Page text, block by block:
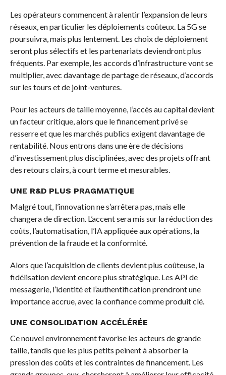
Les opérateurs commencent à ralentir l’expansion de leurs
réseaux, en particulier les déploiements coûteux. La 5G se
poursuivra, mais plus lentement. Les choix de déploiement
seront plus sélectifs et les partenariats deviendront plus
fréquents. Par exemple, les accords d’infrastructure vont se
multiplier, avec davantage de partage de réseaux, d’accords
sur les tours et de joint-ventures.
Pour les acteurs de taille moyenne, l’accès au capital devient
un facteur critique, alors que le financement privé se
resserre et que les marchés publics exigent davantage de
rentabilité. Nous entrons dans une ère de décisions
d’investissement plus disciplinées, avec des projets offrant
des retours clairs, à court terme et mesurables.
UNE R&D PLUS PRAGMATIQUE
Malgré tout, l’innovation ne s’arrêtera pas, mais elle
changera de direction. L’accent sera mis sur la réduction des
coûts, l’automatisation, l’IA appliquée aux opérations, la
prévention de la fraude et la conformité.
Alors que l’acquisition de clients devient plus coûteuse, la
fidélisation devient encore plus stratégique. Les API de
messagerie, l’identité et l’authentification prendront une
importance accrue, avec la confiance comme produit clé.
UNE CONSOLIDATION ACCÉLÉRÉE
Ce nouvel environnement favorise les acteurs de grande
taille, tandis que les plus petits peinent à absorber la
pression des coûts et les contraintes de financement. Les